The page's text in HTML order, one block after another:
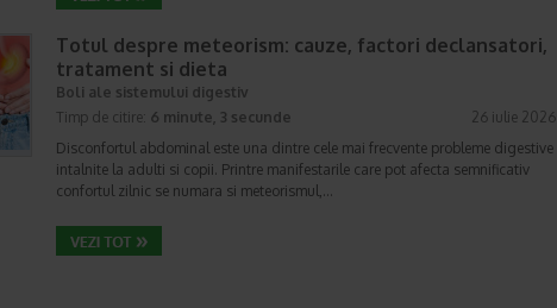
Totul despre meteorism: cauze, factori declansatori,
tratament si dieta
Boli ale sistemului digestiv
Timp de citire: 6 minute, 3 secunde
26 iulie 2026
Disconfortul abdominal este una dintre cele mai frecvente probleme digestive
intalnite la adulti si copii. Printre manifestarile care pot afecta semnificativ
confortul zilnic se numara si meteorismul,…